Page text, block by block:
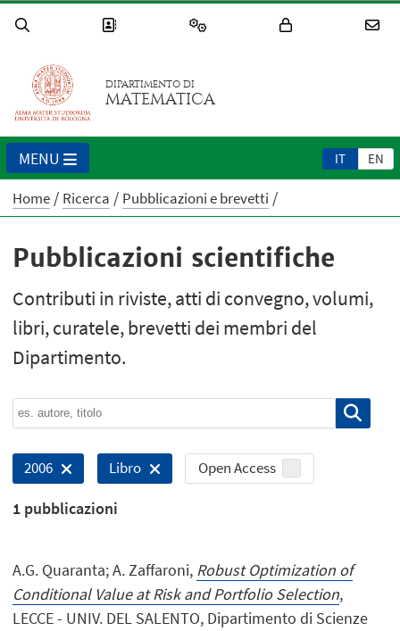
DIPARTIMENTO DI
MATEMATICA
IT EN
MENU
Home Ricerca Pubblicazioni e brevetti
Pubblicazioni scientifiche
Contributi in riviste, atti di convegno, volumi,
libri, curatele, brevetti dei membri del
Dipartimento.
2006 Libro Open Access
1 pubblicazioni
A.G. Quaranta; A. Zaffaroni, Robust Optimization of
Conditional Value at Risk and Portfolio Selection,
LECCE - UNIV. DEL SALENTO, Dipartimento di Scienze